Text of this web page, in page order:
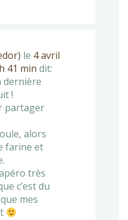
le 4 avril
41 min dit:
dernière
!
partager
alors
farine et
très
c’est du
mes